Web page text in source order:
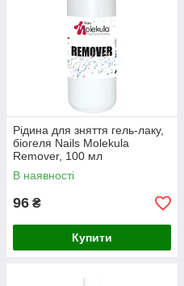
Рідина для зняття гель-лаку,
біогеля Nails Molekula
Remover, 100 мл
В наявності
96 ₴
Купити